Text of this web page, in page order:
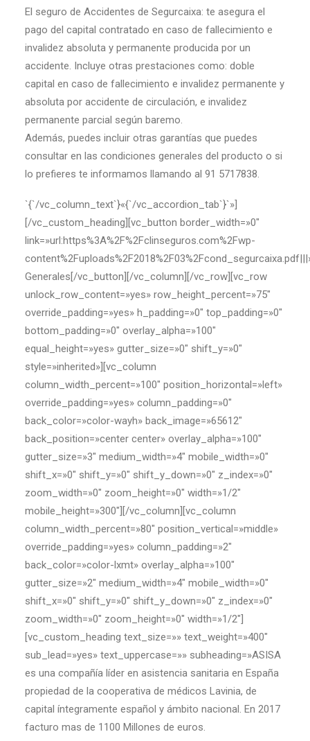
El seguro de Accidentes de Segurcaixa: te asegura el
pago del capital contratado en caso de fallecimiento e
invalidez absoluta y permanente producida por un
accidente. Incluye otras prestaciones como: doble
capital en caso de fallecimiento e invalidez permanente y
absoluta por accidente de circulación, e invalidez
permanente parcial según baremo.
Además, puedes incluir otras garantías que puedes
consultar en las condiciones generales del producto o si
lo prefieres te informamos llamando al 91 5717838.
`{`/vc_column_text`}«{`/vc_accordion_tab`}`»]
[/vc_custom_heading][vc_button border_width=»0″
link=»url:https%3A%2F%2Fclinseguros.com%2Fwp-
Generales[/vc_button][/vc_column][/vc_row][vc_row
unlock_row_content=»yes» row_height_percent=»75″
override_padding=»yes» h_padding=»0″ top_padding=»0″
bottom_padding=»0″ overlay_alpha=»100″
equal_height=»yes» gutter_size=»0″ shift_y=»0″
style=»inherited»][vc_column
column_width_percent=»100″ position_horizontal=»left»
override_padding=»yes» column_padding=»0″
back_color=»color-wayh» back_image=»65612″
back_position=»center center» overlay_alpha=»100″
gutter_size=»3″ medium_width=»4″ mobile_width=»0″
shift_x=»0″ shift_y=»0″ shift_y_down=»0″ z_index=»0″
zoom_width=»0″ zoom_height=»0″ width=»1/2″
mobile_height=»300″][/vc_column][vc_column
column_width_percent=»80″ position_vertical=»middle»
override_padding=»yes» column_padding=»2″
back_color=»color-lxmt» overlay_alpha=»100″
gutter_size=»2″ medium_width=»4″ mobile_width=»0″
shift_x=»0″ shift_y=»0″ shift_y_down=»0″ z_index=»0″
zoom_width=»0″ zoom_height=»0″ width=»1/2″]
[vc_custom_heading text_size=»» text_weight=»400″
sub_lead=»yes» text_uppercase=»» subheading=»ASISA
es una compañía líder en asistencia sanitaria en España
propiedad de la cooperativa de médicos Lavinia, de
capital íntegramente español y ámbito nacional. En 2017
facturo mas de 1100 Millones de euros.